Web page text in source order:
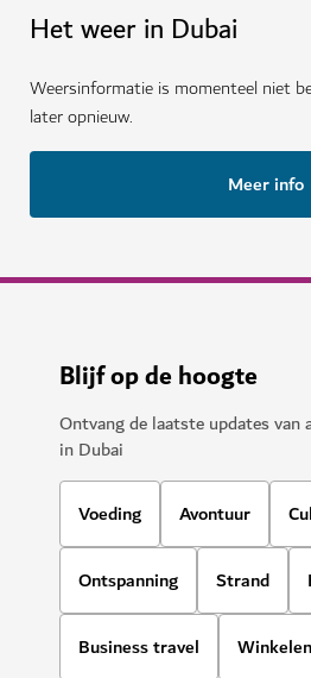
Het weer in Dubai
Weersinformatie is momenteel niet
later opnieuw.
Meer info
Blijf op de hoogte
Ontvang de laatste updates van
in Dubai
Voeding Avontuur
Ontspanning Strand
Business travel Winkelen